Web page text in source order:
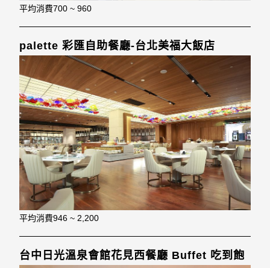
平均消費700 ~ 960
palette 彩匯自助餐廳-台北美福大飯店
平均消費946 ~ 2,200
台中日光溫泉會館花見西餐廳 Buffet 吃到飽